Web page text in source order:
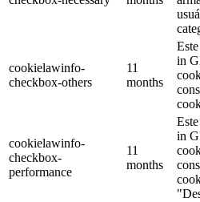
cookielawinfo-
checkbox-others
11
months
in
cookielawinfo-
checkbox-
performance
11
months
in